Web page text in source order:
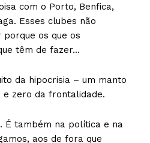
com o Porto, Benfica,
Esses clubes não
os que os
têm de fazer…
da hipocrisia – um manto
e zero da frontalidade.
É também na política e na
aos de fora que